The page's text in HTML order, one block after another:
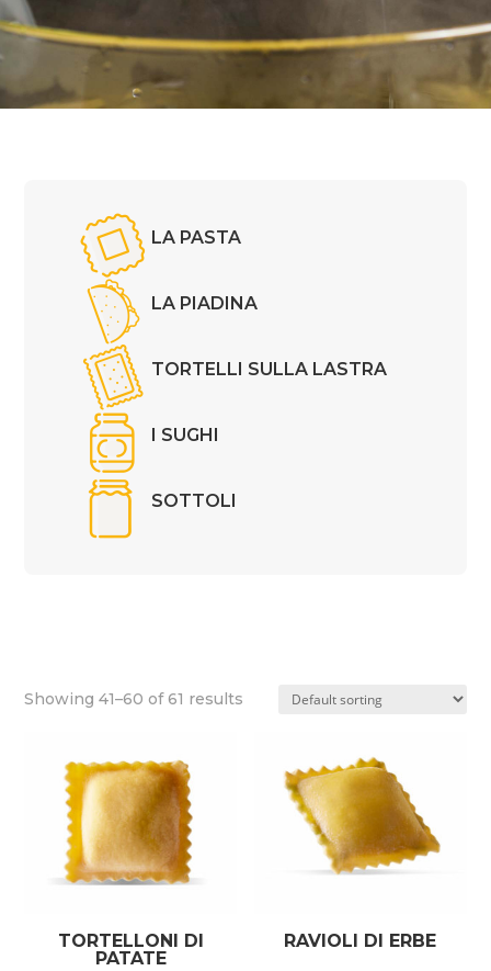
LA PASTA
LA PIADINA
TORTELLI SULLA LASTRA
I SUGHI
SOTTOLI
Showing 41–60 of 61 results
TORTELLONI DI
PATATE
RAVIOLI DI ERBE